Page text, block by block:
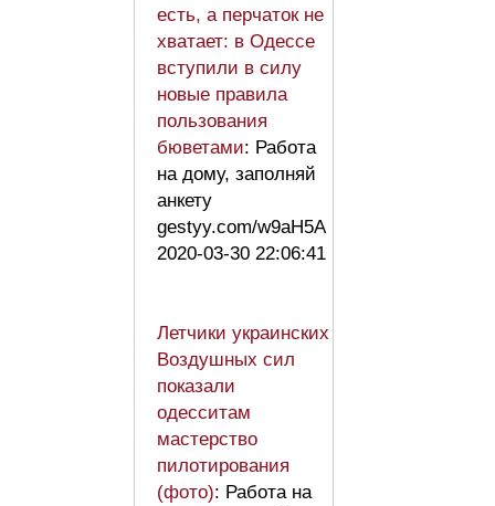
есть, а перчаток не
хватает: в Одессе
вступили в силу
новые правила
пользования
бюветами: Работа
на дому, заполняй
анкету
gestyy.com/w9aH5A
2020-03-30 22:06:41
Летчики украинских
Воздушных сил
показали
одесситам
мастерство
пилотирования
(фото): Работа на